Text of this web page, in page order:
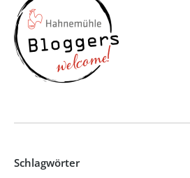
Schlagwörter